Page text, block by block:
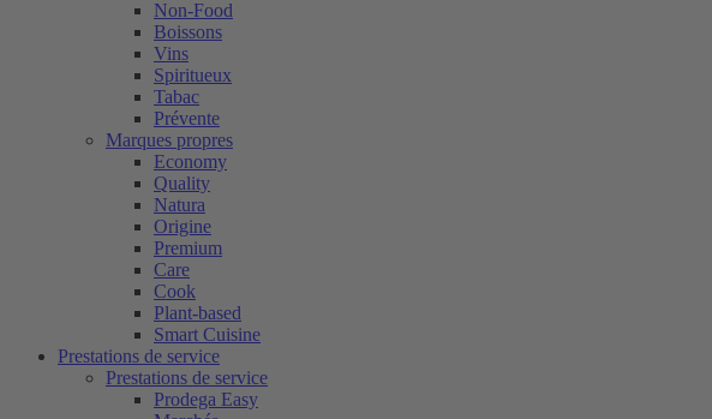
Non-Food
Boissons
Vins
Spiritueux
Tabac
Prévente
Marques propres
Economy
Quality
Natura
Origine
Premium
Care
Cook
Plant-based
Smart Cuisine
Prestations de service
Prestations de service
Prodega Easy